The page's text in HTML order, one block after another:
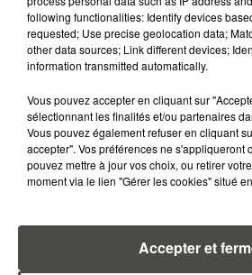
LA RÉDACTION
RCA
Voir
following functionalities: Identify devices
requested; Use precise geolocation data;
other data sources; Link different devices;
information transmitted automatically.
Vous pouvez accepter en cliquant sur
sélectionnant les finalités et/ou partenaires
Vous pouvez également refuser en cliquant
accepter". Vos préférences ne s'appliqueront
pouvez mettre à jour vos choix, ou retirer
moment via le lien "Gérer les cookies" situé
Accepter et